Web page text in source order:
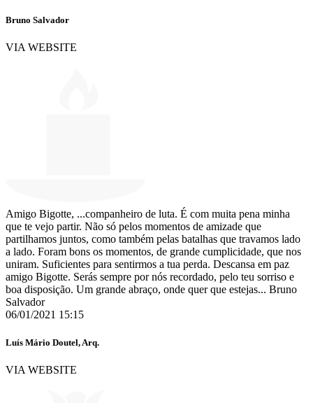
Bruno Salvador
VIA WEBSITE
Amigo Bigotte, ...companheiro de luta. É com muita pena minha
que te vejo partir. Não só pelos momentos de amizade que
partilhamos juntos, como também pelas batalhas que travamos lado
a lado. Foram bons os momentos, de grande cumplicidade, que nos
uniram. Suficientes para sentirmos a tua perda. Descansa em paz
amigo Bigotte. Serás sempre por nós recordado, pelo teu sorriso e
boa disposição. Um grande abraço, onde quer que estejas... Bruno
Salvador
06/01/2021 15:15
Luís Mário Doutel, Arq.
VIA WEBSITE